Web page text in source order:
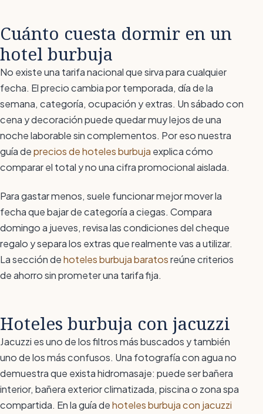
Cuánto cuesta dormir en un
hotel burbuja
No existe una tarifa nacional que sirva para cualquier
fecha. El precio cambia por temporada, día de la
semana, categoría, ocupación y extras. Un sábado con
cena y decoración puede quedar muy lejos de una
noche laborable sin complementos. Por eso nuestra
guía deprecios de hoteles burbuja explica cómo
comparar el total y no una cifra promocional aislada.
Para gastar menos, suele funcionar mejor mover la
fecha que bajar de categoría a ciegas. Compara
domingo a jueves, revisa las condiciones del cheque
regalo y separa los extras que realmente vas a utilizar.
La sección dehoteles burbuja baratosreúne criterios
de ahorro sin prometer una tarifa fija.
Hoteles burbuja con jacuzzi
Jacuzzi es uno de los filtros más buscados y también
uno de los más confusos. Una fotografía con agua no
demuestra que exista hidromasaje: puede ser bañera
interior, bañera exterior climatizada, piscina o zona spa
compartida. En la guía dehoteles burbuja con jacuzzi